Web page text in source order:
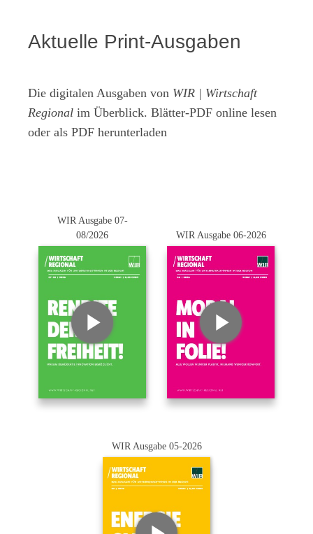
Aktuelle Print-Ausgaben
Die digitalen Ausgaben von WIR | Wirtschaft
Regional im Überblick. Blätter-PDF online lesen
oder als PDF herunterladen
WIR Ausgabe 07-
08/2026
WIR Ausgabe 06-2026
WIR Ausgabe 05-2026